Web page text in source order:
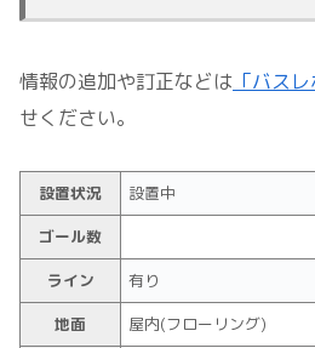
情報の追加や訂正などは 「バス
せください。
設置状況
設置中
ゴール数
ライン
有り
地面
屋内(フローリング)